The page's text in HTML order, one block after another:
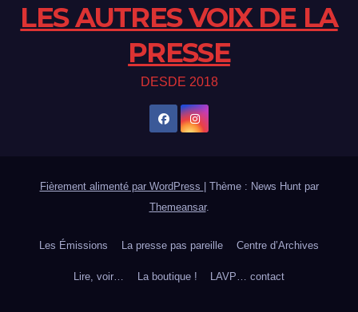
LES AUTRES VOIX DE LA
PRESSE
DESDE 2018
Fièrement alimenté par WordPress
Thème : News Hunt par
Themeansar.
Les Émissions La presse pas pareille Centre d’Archives
Lire, voir… La boutique ! LAVP… contact